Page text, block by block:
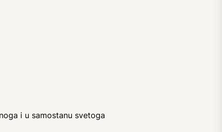
i u samostanu svetoga